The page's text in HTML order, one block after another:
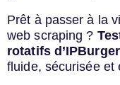
Prêt à passer à la
web scraping ?
rotatifs d’IPBurger
fluide, sécurisée et